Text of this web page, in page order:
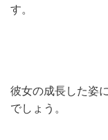
す。
彼女の成長した姿
でしょう。